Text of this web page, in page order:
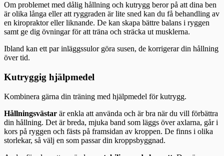
Om problemet med dålig hållning och kutrygg beror på att dina ben
är olika långa eller att ryggraden är lite sned kan du få behandling av
en kiropraktor eller liknande. De kan skapa bättre balans i ryggen
samt ge dig övningar för att träna och sträcka ut musklerna.
Ibland kan ett par inläggssulor göra susen, de korrigerar din hållning
över tid.
Kutryggig hjälpmedel
Kombinera gärna din träning med hjälpmedel för kutrygg.
Hållningsvästar är enkla att använda och är bra när du vill förbättra
din hållning. Det är breda, mjuka band som läggs över axlarna, går i
kors på ryggen och fästs på framsidan av kroppen. De finns i olika
storlekar, så välj en som passar din kroppsbyggnad.